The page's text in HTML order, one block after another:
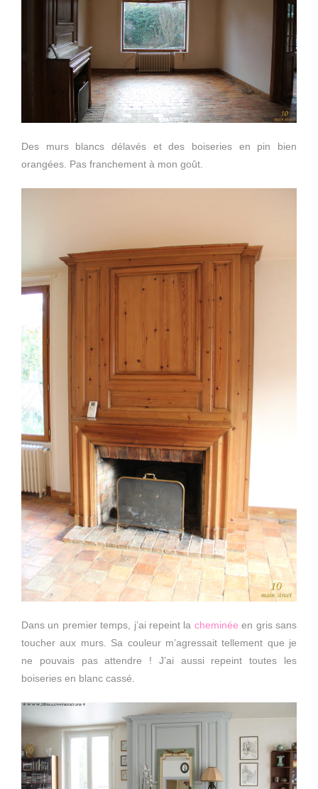
Des murs blancs délavés et des boiseries en pin bien
orangées. Pas franchement à mon goût.
Dans un premier temps, j’ai repeint la cheminéeen gris sans
toucher aux murs. Sa couleur m’agressait tellement que je
ne pouvais pas attendre ! J’ai aussi repeint toutes les
boiseries en blanc cassé.